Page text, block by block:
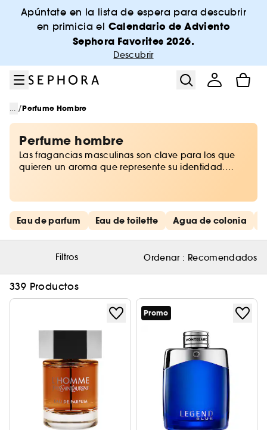
Ir al menú
Ir al contenido principal
Ir al pie de página
Apúntate en la lista de espera para descubrir
en primicia el Calendario de Adviento
Sephora Favorites 2026.
Descubrir
... /Perfume Hombre
Perfume hombre
Las fragancias masculinas son clave para los que
quieren un aroma que represente su identidad.
gusto, en Sephora tenemos el perfume masculino
perfecto para ti.
Saltar los enlaces rápidos
Eau de parfum Eau de toilette Agua de colonia
Filtros Ordenar : Recomendados
339 Productos
Promo